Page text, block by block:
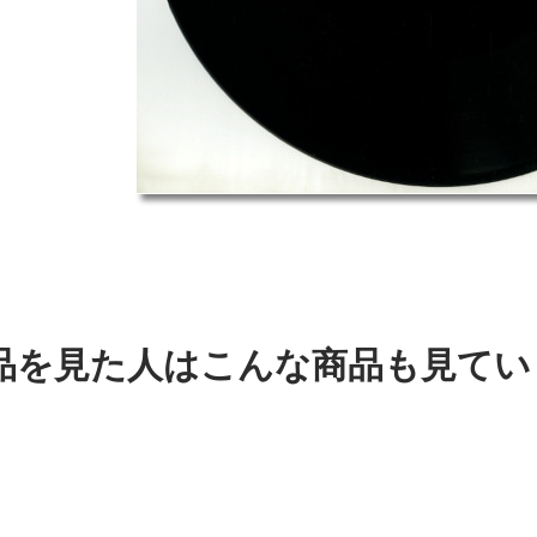
を見た人はこんな商品も見て